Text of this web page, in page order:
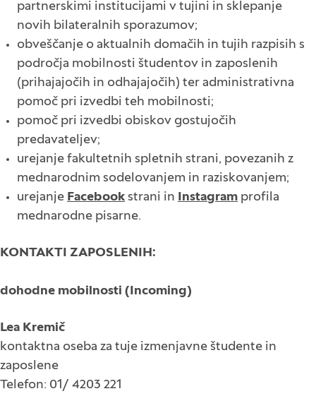
partnerskimi institucijami v tujini in sklepanje
novih bilateralnih sporazumov;
obveščanje o aktualnih domačih in tujih razpisih s
področja mobilnosti študentov in zaposlenih
(prihajajočih in odhajajočih) ter administrativna
pomoč pri izvedbi teh mobilnosti;
pomoč pri izvedbi obiskov gostujočih
predavateljev;
urejanje fakultetnih spletnih strani, povezanih z
mednarodnim sodelovanjem in raziskovanjem;
urejanje Facebook strani in Instagram profila
mednarodne pisarne.
KONTAKTI ZAPOSLENIH:
dohodne mobilnosti (Incoming)
Lea Kremič
kontaktna oseba za tuje izmenjavne študente in
zaposlene
Telefon: 01/ 4203 221